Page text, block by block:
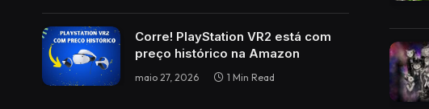
Corre! PlayStation VR2 está com
preço histórico na Amazon
maio 27, 2026 1 Min Read